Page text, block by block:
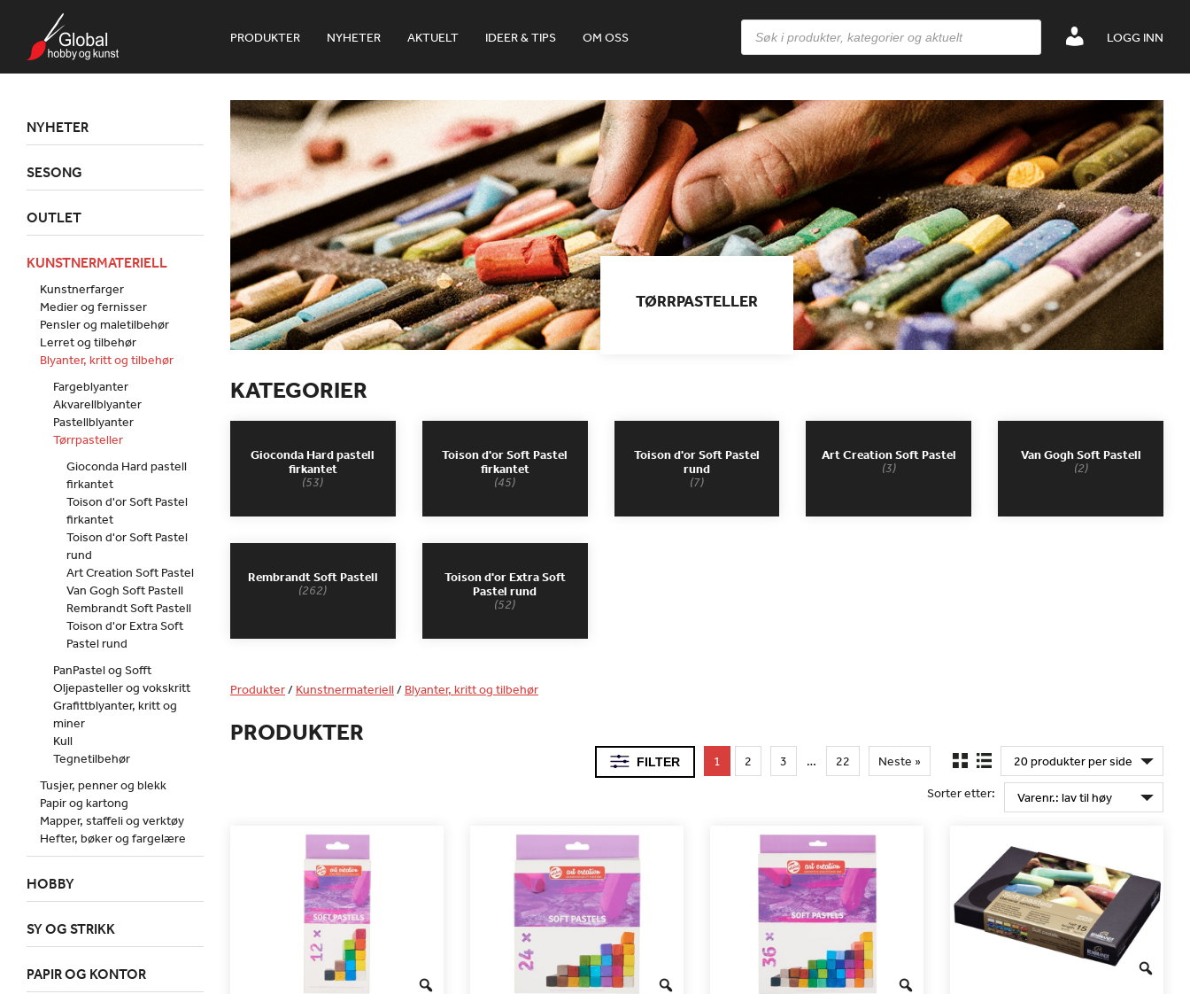
PRODUKTER NYHETER AKTUELT IDEER & TIPS OM OSS LOGG INN
Products
search
TØRRPASTELLER
KATEGORIER
Gioconda Hard pastell
firkantet
(53)
Toison d'or Soft Pastel
firkantet
(45)
Toison d'or Soft Pastel
rund
(7)
Art Creation Soft Pastel
(3)
Van Gogh Soft Pastell
(2)
Rembrandt Soft Pastell
(262)
Toison d'or Extra Soft
Pastel rund
(52)
Produkter/ Kunstnermateriell/ Blyanter, kritt og tilbehør
PRODUKTER
FILTER 1 2 3 … 22
Neste »
Sorter etter:
NYHETER
SESONG
OUTLET
KUNSTNERMATERIELL
Kunstnerfarger
Medier og fernisser
Pensler og maletilbehør
Lerret og tilbehør
Blyanter, kritt og tilbehør
Fargeblyanter
Akvarellblyanter
Pastellblyanter
Tørrpasteller
Gioconda Hard pastell
firkantet
Toison d'or Soft Pastel
firkantet
Toison d'or Soft Pastel
rund
Art Creation Soft Pastel
Van Gogh Soft Pastell
Rembrandt Soft Pastell
Toison d'or Extra Soft
Pastel rund
PanPastel og Sofft
Oljepasteller og vokskritt
Grafittblyanter, kritt og
miner
Kull
Tegnetilbehør
Tusjer, penner og blekk
Papir og kartong
Mapper, staffeli og verktøy
Hefter, bøker og fargelære
HOBBY
SY OG STRIKK
PAPIR OG KONTOR